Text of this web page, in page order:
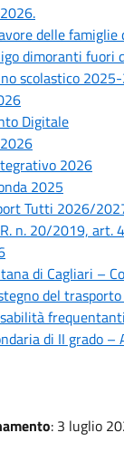
delle famiglie
dimoranti fuori
scolastico
Digitale
2026
2025
Tutti 2026/
n. 20/2019, art.
di Cagliari –
del
di II grado –
: 3 luglio